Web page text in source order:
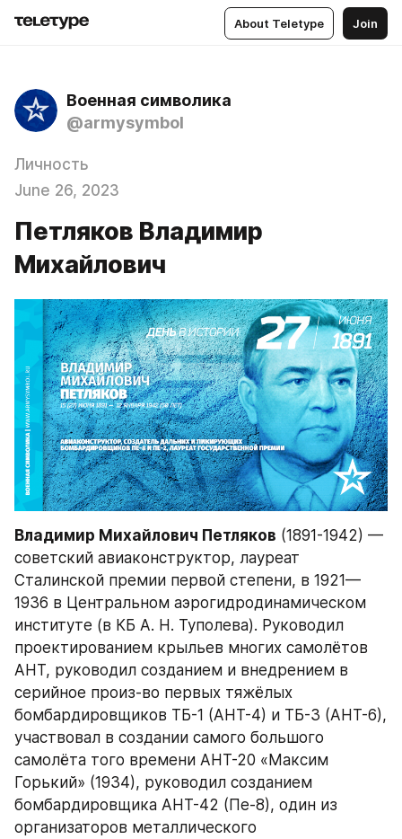
About Teletype Join
Военная символика
@armysymbol
Личность
June 26, 2023
Петляков Владимир
Михайлович
Владимир Михайлович Петляков (1891-1942) —
советский авиаконструктор, лауреат
Сталинской премии первой степени, в 1921—
1936 в Центральном аэрогидродинамическом
институте (в КБ А. Н. Туполева). Руководил
проектированием крыльев многих самолётов
АНТ, руководил созданием и внедрением в
серийное произ-во первых тяжёлых
бомбардировщиков ТБ-1 (АНТ-4) и ТБ-3 (АНТ-6),
участвовал в создании самого большого
самолёта того времени АНТ-20 «Максим
Горький» (1934), руководил созданием
бомбардировщика АНТ-42 (Пе-8), один из
организаторов металлического